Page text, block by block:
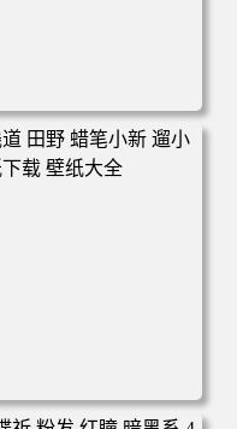
萌宠 电脑桌面 高清壁
蜡笔小新 遛小白 麦田